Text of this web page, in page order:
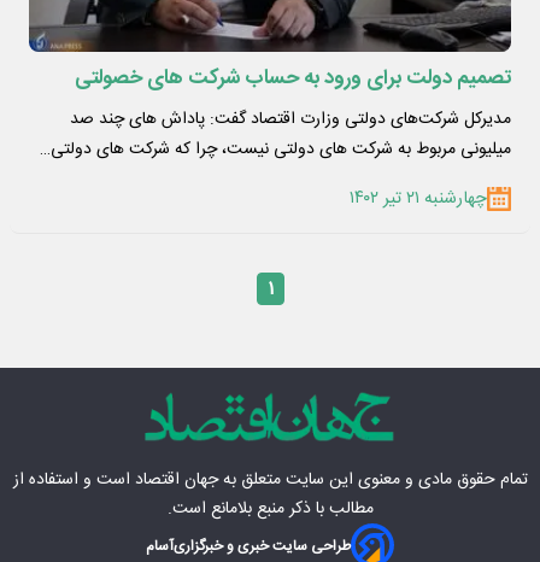
تصمیم دولت برای ورود به حساب شرکت های خصولتی
مدیرکل شرکت‌های دولتی وزارت اقتصاد گفت: پاداش های چند صد
میلیونی مربوط به شرکت های دولتی نیست، چرا که شرکت های دولتی…
چهارشنبه ۲۱ تیر ۱۴۰۲
۱
تمام حقوق مادی‌ و معنوی این سایت متعلق بهجهان اقتصاد است و استفاده از
مطالب با ذکر منبع بلامانع است.
طراحی سایت خبری و خبرگزاریآسام